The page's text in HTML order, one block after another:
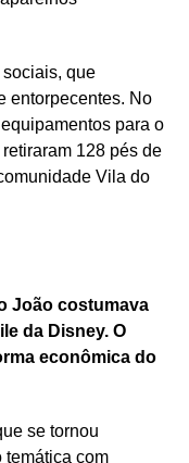
que
entorpecentes. No
para o
128 pés de
Vila do
João costumava
da Disney. O
econômica do
se tornou
temática com